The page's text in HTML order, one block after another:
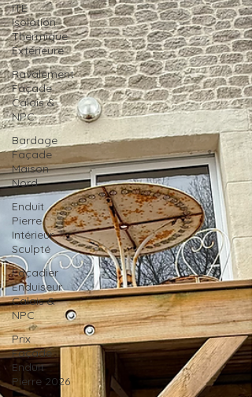
ITE
Isolation
Thermique
Extérieure
Ravalement
Façade
Calais &
NPC
Bardage
Façade
Maison
Nord
Enduit
Pierre
Intérieur
Sculpté
Façadier
Enduiseur
Calais &
NPC
Prix
Façade
Enduit
Pierre 2026